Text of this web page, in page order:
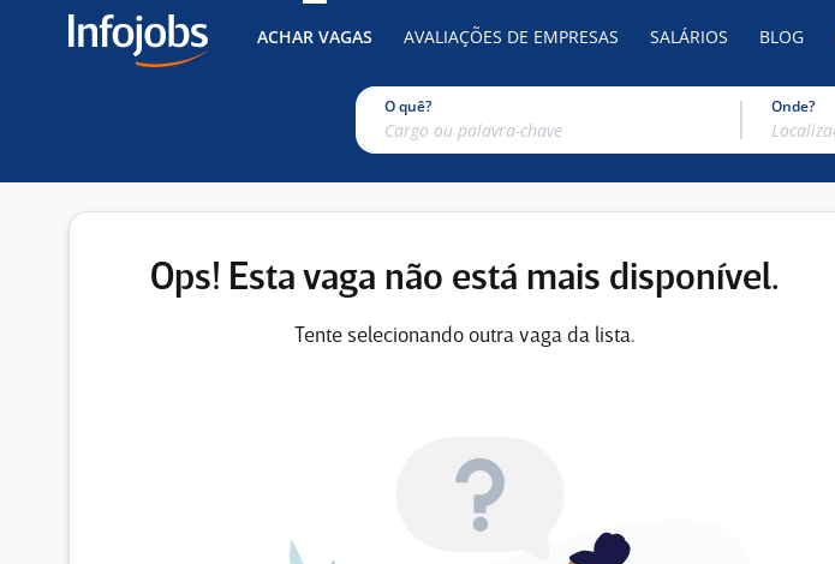
ACHAR VAGAS AVALIAÇÕES DE EMPRESAS SALÁRIOS BLOG
O quê? Onde?
Ops! Esta vaga não está mais disponível.
Tente selecionando outra vaga da lista.